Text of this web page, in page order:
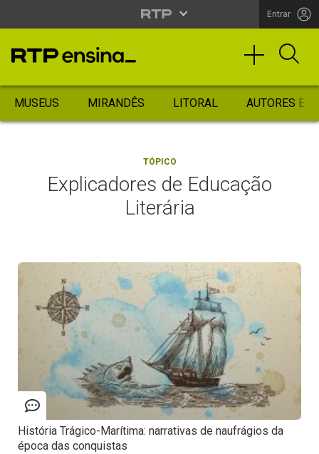
Entrar
MUSEUS MIRANDÊS LITORAL AUTORES
TÓPICO
Explicadores de Educação
Literária
História Trágico-Marítima: narrativas de naufrágios da
época das conquistas